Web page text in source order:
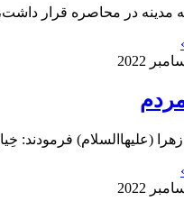
مدینه در محاصره قرار
(علیهاالسلام) فرمودند: